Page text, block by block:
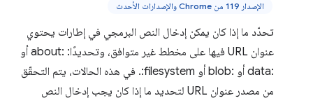
الإصدار 119 من Chrome والإصدارات الأحدث
تحدّد ما إذا كان يمكن إدخال النص البرمجي في إطارات يحتوي
عنوان URL فيها على مخطط غير متوافق، وتحديدًا: about:‎ أو
data:‎ أو blob:‎ أو filesystem:. في هذه الحالات، يتم التحقّق
من مصدر عنوان URL لتحديد ما إذا كان يجب إدخال النص